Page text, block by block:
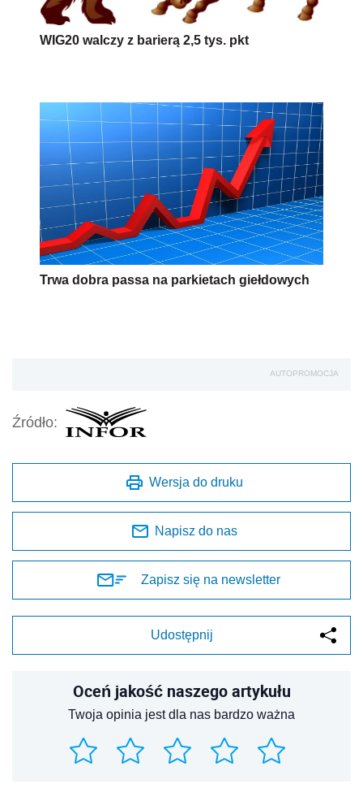
WIG20 walczy z barierą 2,5 tys. pkt
Trwa dobra passa na parkietach giełdowych
AUTOPROMOCJA
Źródło:
Wersja do druku
Napisz do nas
Zapisz się na newsletter
Udostępnij
Oceń jakość naszego artykułu
Twoja opinia jest dla nas bardzo ważna